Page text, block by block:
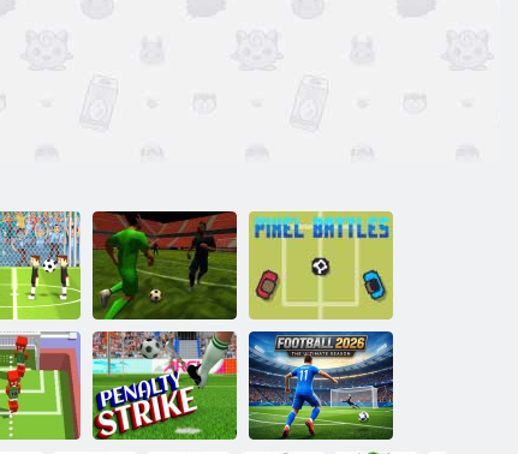
Fiziği 2
3D Futbol
Şampiyonları
Piksel Savaşları